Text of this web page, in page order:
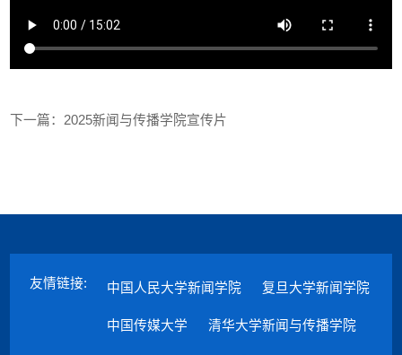
下一篇：2025新闻与传播学院宣传片
友情链接: 中国人民大学新闻学院 复旦大学新闻学院
中国传媒大学 清华大学新闻与传播学院